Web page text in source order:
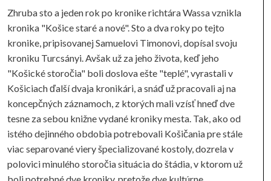
Zhruba sto a jeden rok po kronike richtára Wassa vznikla
kronika "Košice staré a nové". Sto a dva roky po tejto
kronike, pripisovanej Samuelovi Timonovi, dopísal svoju
kroniku Turcsányi. Avšak už za jeho života, keď jeho
"Košické storočia" boli doslova ešte "teplé", vyrastali v
Košiciach ďalší dvaja kronikári, a snáď už pracovali aj na
koncepčných záznamoch, z ktorých mali vzísť hneď dve
tesne za sebou knižne vydané kroniky mesta. Tak, ako od
istého dejinného obdobia potrebovali Košičania pre stále
viac separované viery špecializované kostoly, dozrela v
polovici minulého storočia situácia do štádia, v ktorom už